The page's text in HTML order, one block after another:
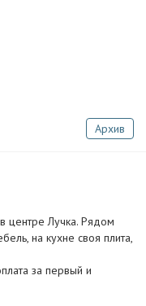
Архив
центре Лучка. Рядом
на кухне своя плита,
за первый и